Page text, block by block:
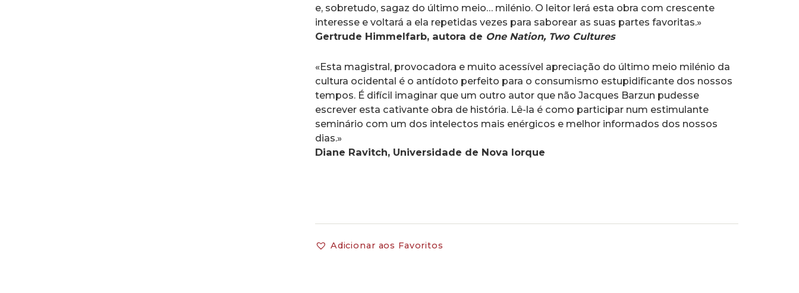
e, sobretudo, sagaz do último meio… milénio. O leitor lerá esta obra com crescente
interesse e voltará a ela repetidas vezes para saborear as suas partes favoritas.»
Gertrude Himmelfarb, autora de One Nation, Two Cultures
«Esta magistral, provocadora e muito acessível apreciação do último meio milénio da
cultura ocidental é o antídoto perfeito para o consumismo estupidificante dos nossos
tempos. É difícil imaginar que um outro autor que não Jacques Barzun pudesse
escrever esta cativante obra de história. Lê-la é como participar num estimulante
seminário com um dos intelectos mais enérgicos e melhor informados dos nossos
dias.»
Diane Ravitch, Universidade de Nova Iorque
Adicionar aos Favoritos